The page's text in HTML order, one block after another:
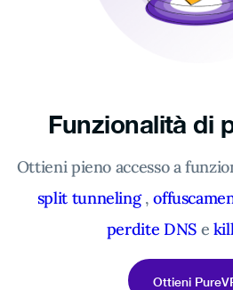
Funzionalità di
Ottieni pieno accesso a
split tunneling,
perdite DNSe
Ottieni